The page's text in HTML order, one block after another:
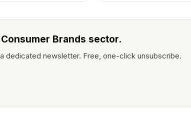
Brands sector.
dedicated newsletter. Free, one-click unsubscribe.